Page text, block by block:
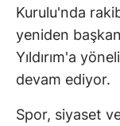
Kurulu'nda
yeniden
Yıldırım'a
devam ediyor.
Spor, siyaset